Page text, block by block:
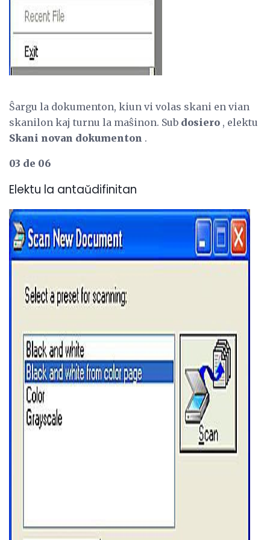
Ŝargu la dokumenton, kiun vi volas skani en vian
skanilon kaj turnu la maŝinon. Sub dosiero , elektu
Skani novan dokumenton .
03 de 06
Elektu la antaŭdifinitan